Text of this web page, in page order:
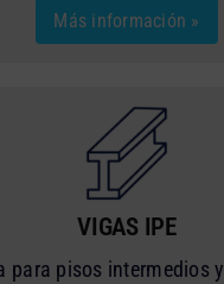
Más información »
VIGAS IPE
para pisos intermedios y